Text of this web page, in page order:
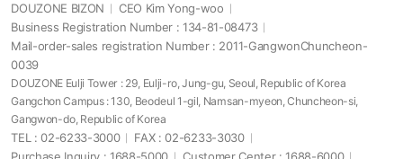
DOUZONE BIZON
CEO Kim Yong-woo
Business Registration Number : 134-81-08473
Mail-order-sales registration Number : 2011-GangwonChuncheon-
0039
DOUZONE Eulji Tower : 29, Eulji-ro, Jung-gu, Seoul, Republic of Korea
Gangchon Campus : 130, Beodeul 1-gil, Namsan-myeon, Chuncheon-si,
Gangwon-do, Republic of Korea
TEL : 02-6233-3000
FAX : 02-6233-3030